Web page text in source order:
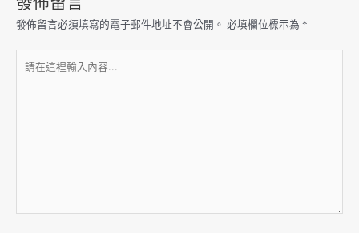
發佈留言必須填寫的電子郵件地址不會公開。 必填欄位標示為 *